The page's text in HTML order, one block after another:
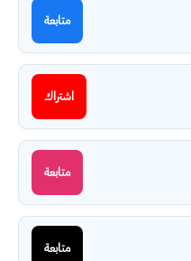
متابعة
اشتراك
متابعة
متابعة